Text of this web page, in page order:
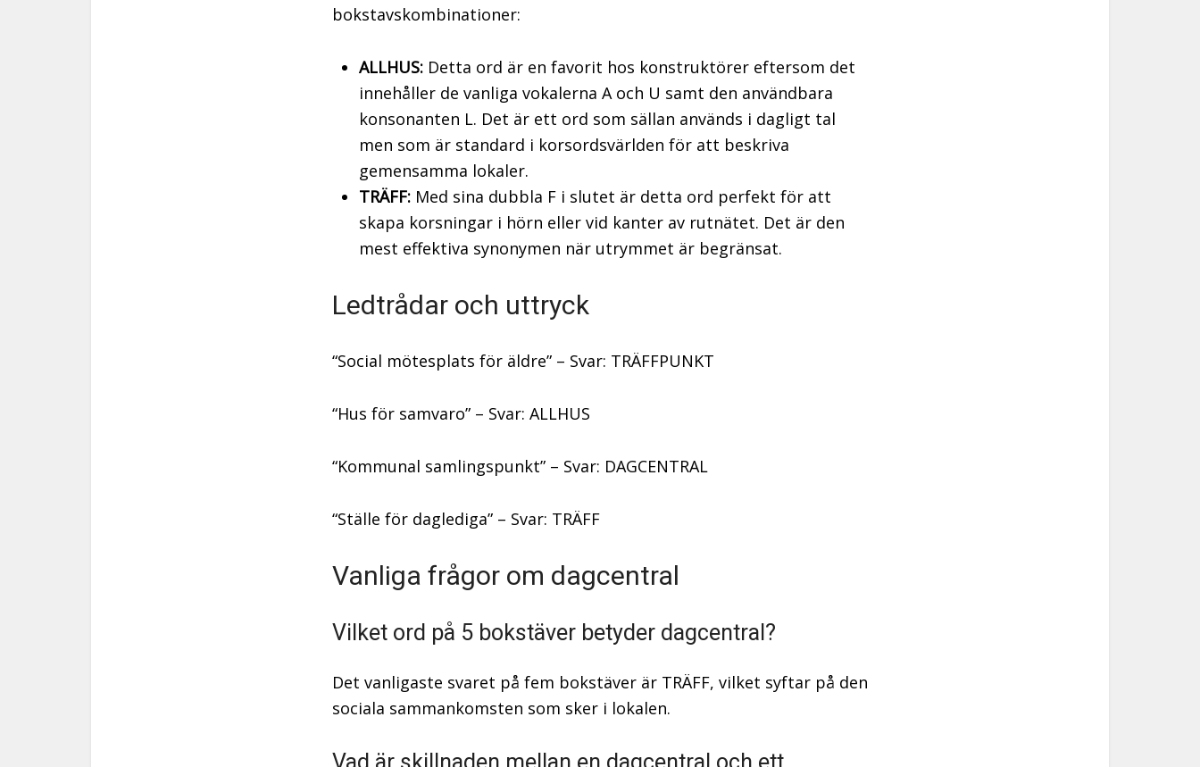
bokstavskombinationer:
ALLHUS: Detta ord är en favorit hos konstruktörer eftersom det
innehåller de vanliga vokalerna A och U samt den användbara
konsonanten L. Det är ett ord som sällan används i dagligt tal
men som är standard i korsordsvärlden för att beskriva
gemensamma lokaler.
TRÄFF: Med sina dubbla F i slutet är detta ord perfekt för att
skapa korsningar i hörn eller vid kanter av rutnätet. Det är den
mest effektiva synonymen när utrymmet är begränsat.
Ledtrådar och uttryck
“Social mötesplats för äldre” – Svar: TRÄFFPUNKT
“Hus för samvaro” – Svar: ALLHUS
“Kommunal samlingspunkt” – Svar: DAGCENTRAL
“Ställe för daglediga” – Svar: TRÄFF
Vanliga frågor om dagcentral
Vilket ord på 5 bokstäver betyder dagcentral?
Det vanligaste svaret på fem bokstäver är TRÄFF, vilket syftar på den
sociala sammankomsten som sker i lokalen.